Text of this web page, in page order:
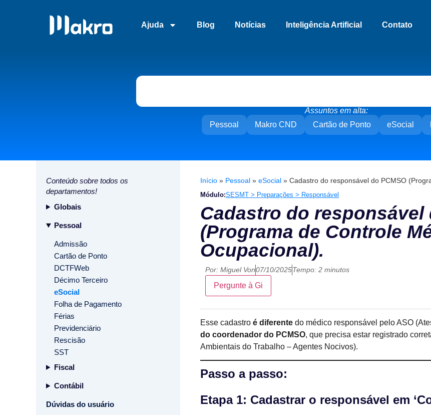
Ajuda Blog Notícias Inteligência Artificial Contato
Assuntos em alta:
Pessoal
Makro CND Cartão de Ponto eSocial
Conteúdo sobre todos os
departamentos!
Globais
Pessoal
Admissão
Cartão de Ponto
DCTFWeb
Décimo Terceiro
eSocial
Folha de Pagamento
Férias
Previdenciário
Rescisão
SST
Fiscal
Contábil
Dúvidas do usuário
Início » Pessoal » eSocial » Cadastro do responsável do PCMSO
Módulo:SESMT > Preparações > Responsável
Cadastro do responsável
(Programa de Controle
Ocupacional).
Por: Miguel Von07/10/2025Tempo: 2 minutos
Pergunte à Gi
Esse cadastro é diferente do médico responsável pelo ASO
do coordenador do PCMSO, que precisa estar registrado
Ambientais do Trabalho – Agentes Nocivos).
Passo a passo:
Etapa 1: Cadastrar o responsável em